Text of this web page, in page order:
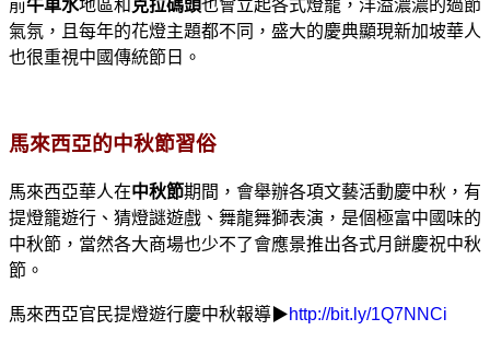
前牛車水地區和 克拉碼頭也會立起各式燈籠，洋溢濃濃的過節
氣氛，且每年的花燈主題都不同，盛大的慶典顯現新加坡華人
也很重視中國傳統節日。
馬來西亞的中秋節習俗
馬來西亞華人在中秋節期間，會舉辦各項文藝活動慶中秋，有
提燈籠遊行、猜燈謎遊戲、舞龍舞獅表演，是個極富中國味的
中秋節，當然各大商場也少不了會應景推出各式月餅慶祝中秋
節。
馬來西亞官民提燈遊行慶中秋報導▶http://bit.ly/1Q7NNCi